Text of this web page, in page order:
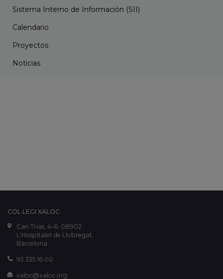
Sistema Interno de Información (SII)
Calendario
Proyectos
Noticias
COL·LEGI XALOC
Can Trias, 4-6. 08902
L'Hospitalet de Llobregat,
Barcelona
93 335 16 00
xaloc@xaloc.org